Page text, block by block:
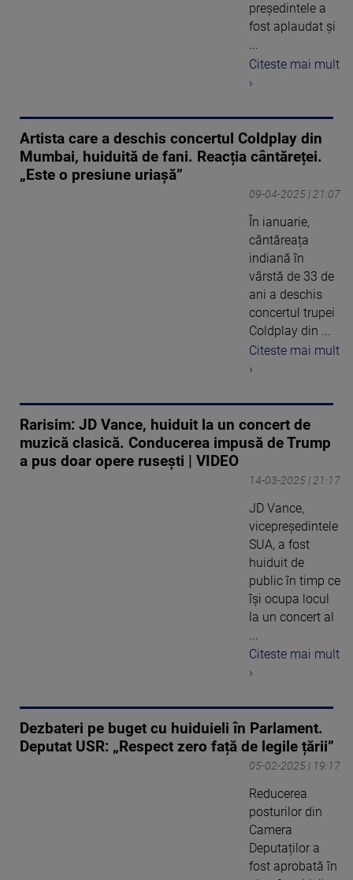
președintele a
fost aplaudat și
...
Citeste mai mult
›
Artista care a deschis concertul Coldplay din
Mumbai, huiduită de fani. Reacția cântăreței.
„Este o presiune uriașă”
09-04-2025 | 21:07
În ianuarie,
cântăreața
indiană în
vârstă de 33 de
ani a deschis
concertul trupei
Coldplay din ...
Citeste mai mult
›
Rarisim: JD Vance, huiduit la un concert de
muzică clasică. Conducerea impusă de Trump
a pus doar opere rusești | VIDEO
14-03-2025 | 21:17
JD Vance,
vicepreşedintele
SUA, a fost
huiduit de
public în timp ce
îşi ocupa locul
la un concert al
Citeste mai mult
›
Dezbateri pe buget cu huiduieli în Parlament.
Deputat USR: „Respect zero față de legile țării”
05-02-2025 | 19:17
Reducerea
posturilor din
Camera
Deputaților a
fost aprobată în